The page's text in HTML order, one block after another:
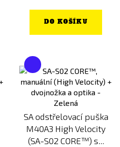
DO KOŠÍKU
SA odstřelovací puška
M40A3 High Velocity
(SA-S02 CORE™) s...